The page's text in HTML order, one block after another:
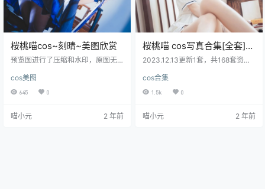
桜桃喵cos~刻晴~美图欣赏
预览图进行了压缩和水印，原图无
cos美图
645 0
喵小元 2 年前
桜桃喵 cos写真合集[全套]
[持续更新]
2023.12.13更新1套，共168套资源
[16P-334MB] NO.2 &:疯猫ss JK百
合1 [43P-325MB] NO.3 &:疯猫ss J
女子高中生[19P-163MB] NO.6 一只
cos合集
1.5k 0
喵小元 2 年前